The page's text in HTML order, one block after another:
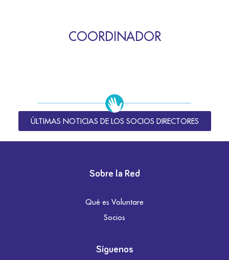
COORDINADOR
ÚLTIMAS NOTICIAS DE LOS SOCIOS DIRECTORES
Sobre la Red
Qué es Voluntare
Socios
Síguenos